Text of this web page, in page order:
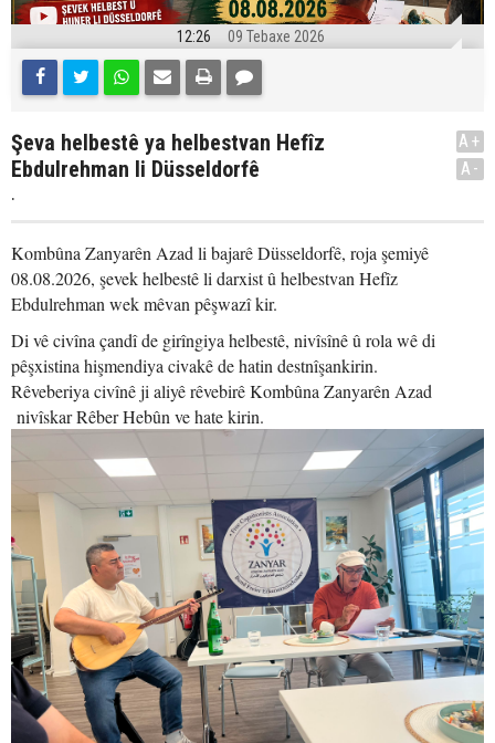
12:26 09 Tebaxe 2026
Şeva helbestê ya helbestvan Hefîz
Ebdulrehman li Düsseldorfê
.
A+
A-
Kombûna Zanyarên Azad li bajarê Düsseldorfê, roja şemiyê
08.08.2026, şevek helbestê li darxist û helbestvan Hefîz
Ebdulrehman wek mêvan pêşwazî kir.
Di vê civîna çandî de girîngiya helbestê, nivîsînê û rola wê di
pêşxistina hişmendiya civakê de hatin destnîşankirin.
Rêveberiya civînê ji aliyê rêvebirê Kombûna Zanyarên Azad
nivîskar Rêber Hebûn ve hate kirin.